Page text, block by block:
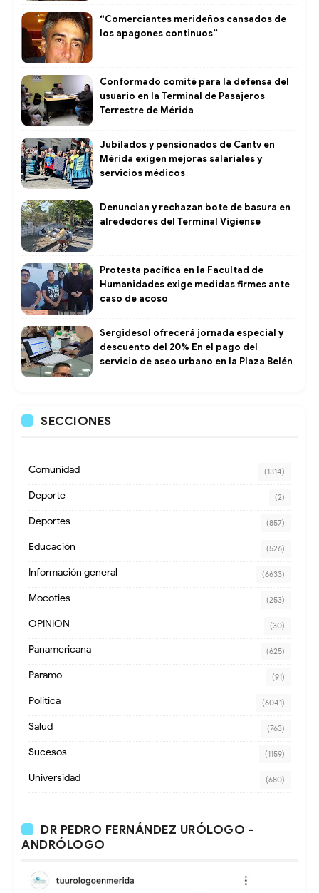
“Comerciantes merideños cansados de
los apagones continuos”
Conformado comité para la defensa del
usuario en la Terminal de Pasajeros
Terrestre de Mérida
Jubilados y pensionados de Cantv en
Mérida exigen mejoras salariales y
servicios médicos
Denuncian y rechazan bote de basura en
alrededores del Terminal Vigíense
Protesta pacífica en la Facultad de
Humanidades exige medidas firmes ante
caso de acoso
Sergidesol ofrecerá jornada especial y
descuento del 20% En el pago del
servicio de aseo urbano en la Plaza Belén
SECCIONES
Comunidad (1314)
Deporte (2)
Deportes (857)
Educación (526)
Información general (6633)
Mocoties (253)
OPINION (30)
Panamericana (625)
Paramo (91)
Política (6041)
Salud (763)
Sucesos (1159)
Universidad (680)
DR PEDRO FERNÁNDEZ URÓLOGO -
ANDRÓLOGO